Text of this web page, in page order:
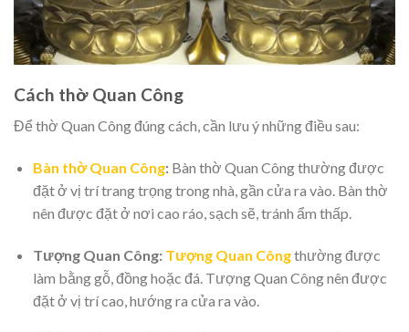
Cách thờ Quan Công
Để thờ Quan Công đúng cách, cần lưu ý những điều sau:
Bàn thờ Quan Công:Bàn thờ Quan Công thường được
đặt ở vị trí trang trọng trong nhà, gần cửa ra vào. Bàn thờ
nên được đặt ở nơi cao ráo, sạch sẽ, tránh ẩm thấp.
Tượng Quan Công: Tượng Quan Côngthường được
làm bằng gỗ, đồng hoặc đá. Tượng Quan Công nên được
đặt ở vị trí cao, hướng ra cửa ra vào.